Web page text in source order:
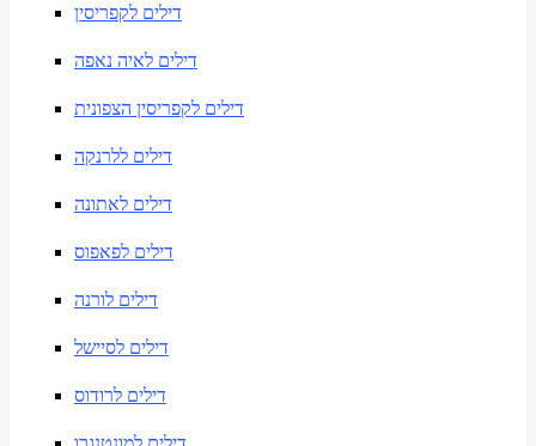
דילים לקפריסין
דילים לאיה נאפה
דילים לקפריסין הצפונית
דילים ללרנקה
דילים לאתונה
דילים לפאפוס
דילים לורנה
דילים לסיישל
דילים לרודוס